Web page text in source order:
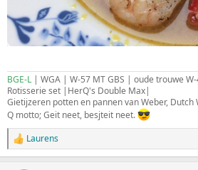
BGE-L | WGA | W-57 MT GBS | oude trouwe
Rotisserie set |HerQ's Double Max|
Gietijzeren potten en pannen van Weber, Dutch
Q motto; Geit neet, besjteit neet.
W
a
Laurens